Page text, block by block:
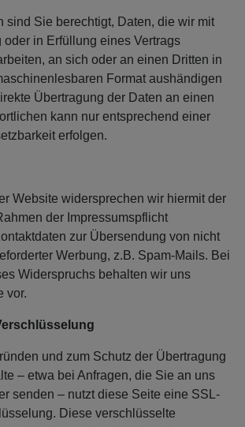
sind Sie berechtigt, Daten, die wir mit
oder in Erfüllung eines Vertrags
an sich oder an einen Dritten in
Format aushändigen
Übertragung der Daten an einen
kann nur entsprechend einer
erfolgen.
Website widersprechen wir hiermit der
der Impressumspflicht
zur Übersendung von nicht
Werbung, z.B. Spam-Mails. Bei
Widerspruchs behalten wir uns
vor.
und zum Schutz der Übertragung
– etwa bei Anfragen, die Sie an uns
senden – nutzt diese Seite eine SSL-
Diese verschlüsselte